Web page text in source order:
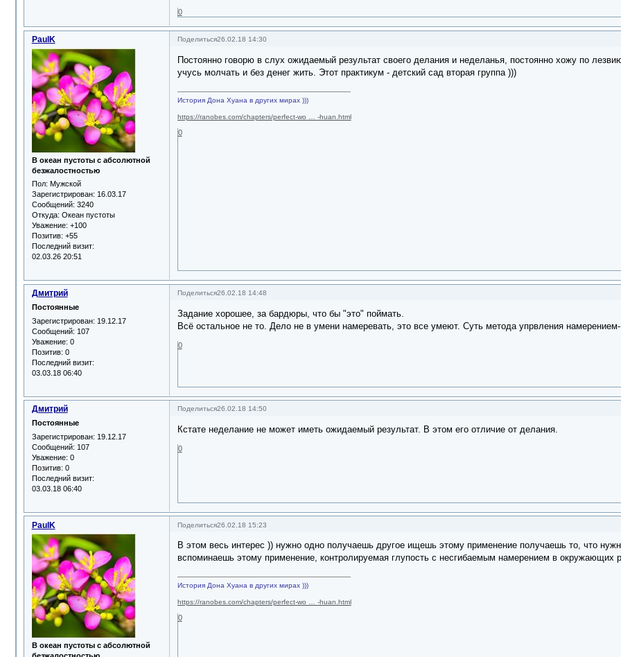
0
Поделиться26.02.18 14:30
PaulK
В океан пустоты с абсолютной
безжалостностью
Пол: Мужской
Зарегистрирован: 16.03.17
Сообщений: 3240
Откуда: Океан пустоты
Уважение: +100
Позитив: +55
Последний визит:
02.03.26 20:51
Постоянно говорю в слух ожидаемый результат своего делания и неделанья, постоянно хожу по
учусь молчать и без денег жить. Этот практикум - детский сад вторая группа )))
История Дона Хуана в других мирах )))
https://ranobes.com/chapters/perfect-wo … -huan.html
0
Поделиться26.02.18 14:48
Дмитрий
Постоянные
Зарегистрирован: 19.12.17
Сообщений: 107
Уважение: 0
Позитив: 0
Последний визит:
03.03.18 06:40
Задание хорошее, за бардюры, что бы "это" поймать.
Всё остальное не то. Дело не в умени намеревать, это все умеют. Суть метода упрвления
0
Поделиться26.02.18 14:50
Дмитрий
Постоянные
Зарегистрирован: 19.12.17
Сообщений: 107
Уважение: 0
Позитив: 0
Последний визит:
03.03.18 06:40
Кстате неделание не может иметь ожидаемый результат. В этом его отличие от делания.
0
Поделиться26.02.18 15:23
PaulK
В океан пустоты с абсолютной
В этом весь интерес )) нужно одно получаешь другое ищешь этому применение получаешь то, что
вспоминаешь этому применение, контролируемая глупость с несгибаемым намерением в окружающих
История Дона Хуана в других мирах )))
https://ranobes.com/chapters/perfect-wo … -huan.html
0